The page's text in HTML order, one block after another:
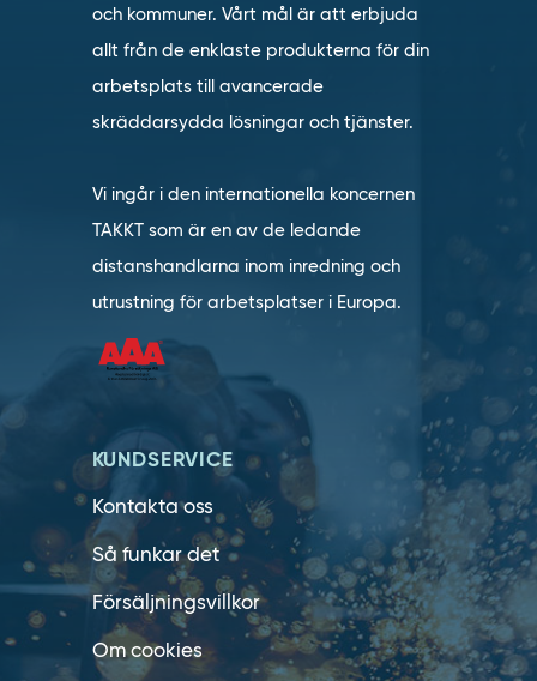
och kommuner. Vårt mål är att erbjuda
allt från de enklaste produkterna för din
arbetsplats till avancerade
skräddarsydda lösningar och tjänster.
Vi ingår i den internationella koncernen
TAKKT som är en av de ledande
distanshandlarna inom inredning och
utrustning för arbetsplatser i Europa.
KUNDSERVICE
Kontakta oss
Så funkar det
Försäljningsvillkor
Om cookies